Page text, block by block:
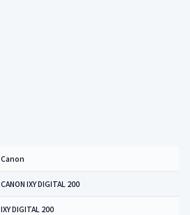
Canon
CANON IXY DIGITAL 200
IXY DIGITAL 200